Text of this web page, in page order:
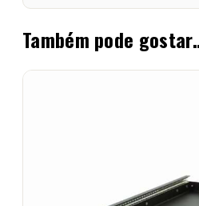
Também pode